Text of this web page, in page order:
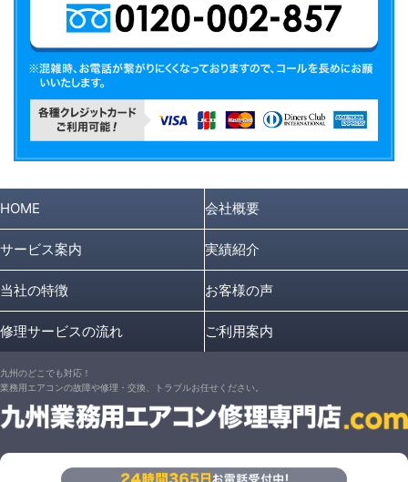
HOME 会社概要
サービス案内 実績紹介
当社の特徴 お客様の声
修理サービスの流れ ご利用案内
九州のどこでも対応！
業務用エアコンの故障や修理・交換、トラブルお任せください。